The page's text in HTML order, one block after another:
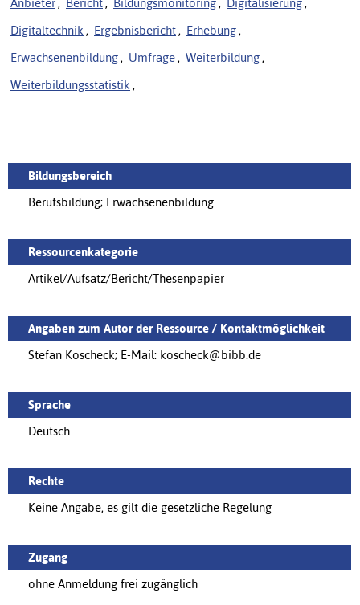
Anbieter , Bericht , Bildungsmonitoring , Digitalisierung ,
Digitaltechnik , Ergebnisbericht , Erhebung ,
Erwachsenenbildung , Umfrage , Weiterbildung ,
Weiterbildungsstatistik ,
Bildungsbereich
Berufsbildung; Erwachsenenbildung
Ressourcenkategorie
Artikel/Aufsatz/Bericht/Thesenpapier
Angaben zum Autor der Ressource / Kontaktmöglichkeit
Stefan Koscheck; E-Mail: koscheck@bibb.de
Sprache
Deutsch
Rechte
Keine Angabe, es gilt die gesetzliche Regelung
Zugang
ohne Anmeldung frei zugänglich